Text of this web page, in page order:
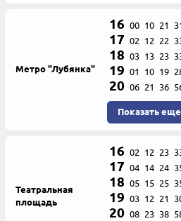
Метро "Лубянка"
16 00 10 21
17 02 12 22
18 03 13 23
19 01 10 19
20 06 21 36
Показать
Театральная
площадь
16 02 12 23
17 04 14 24
18 05 15 25
19 03 12 21
20 08 23 38